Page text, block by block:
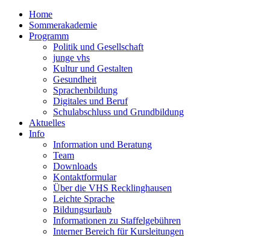
Home
Sommerakademie
Programm
Politik und Gesellschaft
junge vhs
Kultur und Gestalten
Gesundheit
Sprachenbildung
Digitales und Beruf
Schulabschluss und Grundbildung
Aktuelles
Info
Information und Beratung
Team
Downloads
Kontaktformular
Über die VHS Recklinghausen
Leichte Sprache
Bildungsurlaub
Informationen zu Staffelgebühren
Interner Bereich für Kursleitungen